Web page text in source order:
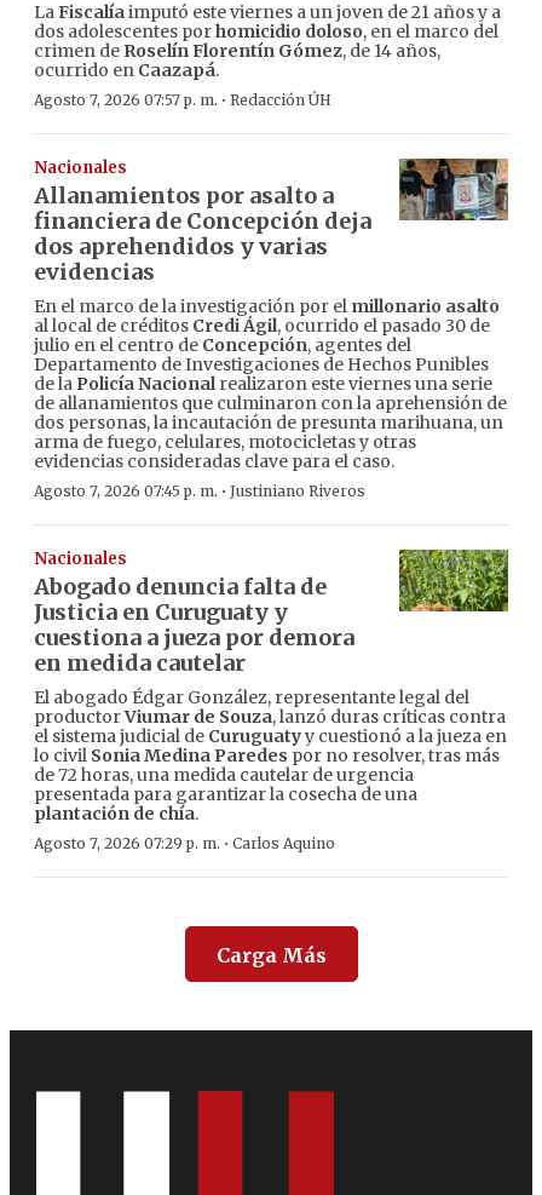
LaFiscalíaimputó este viernes a un joven de 21 años y a
dos adolescentes porhomicidio doloso, en el marco del
crimen de Roselín Florentín Gómez, de 14 años,
ocurrido en Caazapá.
Agosto 7, 2026 07:57 p. m. · Redacción ÚH
Nacionales
Allanamientos por asalto a
financiera de Concepción deja
dos aprehendidos y varias
evidencias
En el marco de la investigación por el millonario asalto
al local de créditos Credi Ágil, ocurrido el pasado 30 de
julio en el centro de Concepción, agentes del
Departamento de Investigaciones de Hechos Punibles
de la Policía Nacionalrealizaron este viernes una serie
de allanamientos que culminaron con la aprehensión de
dos personas, la incautación de presunta marihuana, un
arma de fuego, celulares, motocicletas y otras
evidencias consideradas clave para el caso.
Agosto 7, 2026 07:45 p. m. · Justiniano Riveros
Nacionales
Abogado denuncia falta de
Justicia en Curuguaty y
cuestiona a jueza por demora
en medida cautelar
El abogado Édgar González, representante legal del
productorViumar de Souza, lanzó duras críticas contra
el sistema judicial de Curuguatyy cuestionó a la jueza en
lo civil Sonia Medina Paredes por no resolver, tras más
de 72 horas, una medida cautelar de urgencia
presentada para garantizar la cosecha de una
plantación de chía.
Agosto 7, 2026 07:29 p. m. · Carlos Aquino
Carga Más